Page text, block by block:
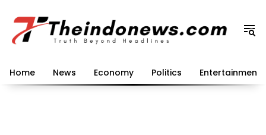
konten
Home News Economy Politics Entertainment